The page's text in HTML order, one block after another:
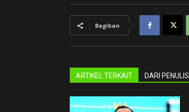
Bagikan
ARTIKEL TERKAIT DARI PENULIS